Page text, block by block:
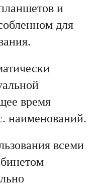
и
для
время
наименований.
всеми